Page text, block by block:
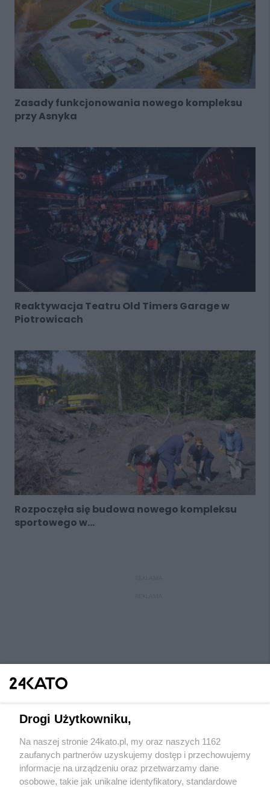
Zasady funkcjonowania nowego kompleksu
przy Asnyka
Reaktywacja Teatru Old Timers Garage w
Piotrowicach
Rozpoczęła się budowa nowego kompleksu
sportowego w...
Wydawca mediów lokalnych
Drogi Użytkowniku,
Na naszej stronie 24kato.pl, my oraz naszych 1162
zaufanych partnerów uzyskujemy dostęp i przechowujemy
informacje na urządzeniu oraz przetwarzamy dane
osobowe, takie jak unikalne identyfikatory, standardowe